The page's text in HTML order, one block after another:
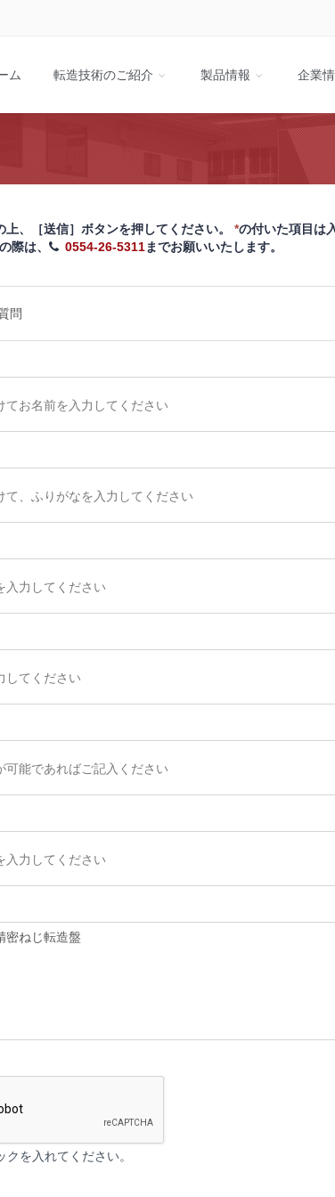
ム 転造技術のご紹介 製品情報 企業
、［送信］ボタンを押してください。 *の付いた項目は
際は、
0554-26-5311までお願いいたします。
を入れてください。